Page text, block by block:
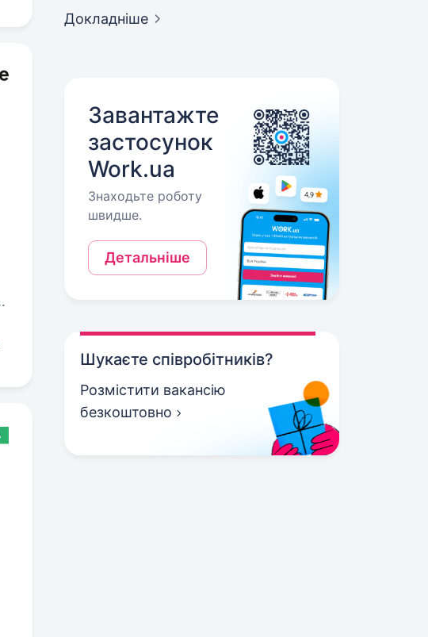
Докладніше
Завантажте
застосунок
Work.ua
Знаходьте роботу
швидше.
Детальніше
Шукаєте співробітників?
Розмістити вакансію
безкоштовно